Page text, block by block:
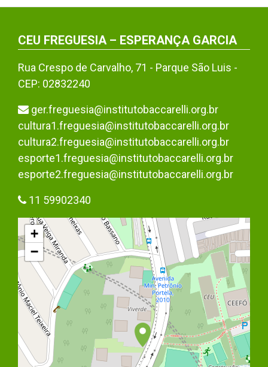
CEU FREGUESIA – ESPERANÇA GARCIA
Rua Crespo de Carvalho, 71 - Parque São Luis -
CEP: 02832240
ger.freguesia@institutobaccarelli.org.br
cultura1.freguesia@institutobaccarelli.org.br
cultura2.freguesia@institutobaccarelli.org.br
esporte1.freguesia@institutobaccarelli.org.br
esporte2.freguesia@institutobaccarelli.org.br
11 59902340
+
−